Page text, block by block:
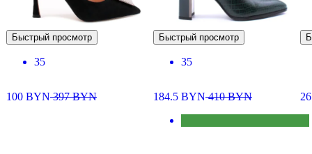
Быстрый просмотр
35
100 BYN397BYN
Быстрый просмотр
35
184.5 BYN410BYN